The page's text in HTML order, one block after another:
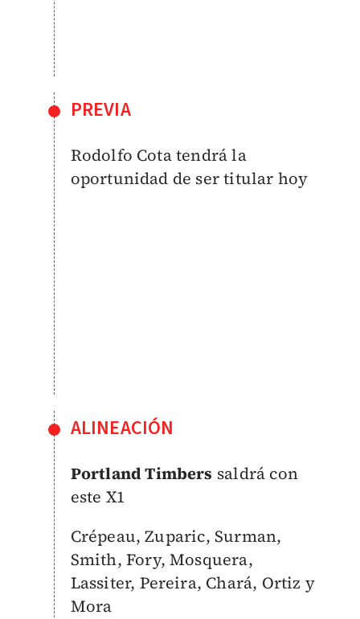
PREVIA
Rodolfo Cota tendrá la
oportunidad de ser titular hoy
ALINEACIÓN
Portland Timbers saldrá con
este X1
Crépeau, Zuparic, Surman,
Smith, Fory, Mosquera,
Lassiter, Pereira, Chará, Ortiz y
Mora